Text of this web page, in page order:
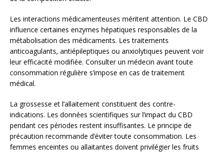
Les interactions médicamenteuses méritent attention. Le CBD
influence certaines enzymes hépatiques responsables de la
métabolisation des médicaments. Les traitements
anticoagulants, antiépileptiques ou anxiolytiques peuvent voir
leur efficacité modifiée. Consulter un médecin avant toute
consommation régulière s’impose en cas de traitement
médical.
La grossesse et l’allaitement constituent des contre-
indications. Les données scientifiques sur l’impact du CBD
pendant ces périodes restent insuffisantes. Le principe de
précaution recommande d’éviter toute consommation. Les
femmes enceintes ou allaitantes doivent privilégier les fruits